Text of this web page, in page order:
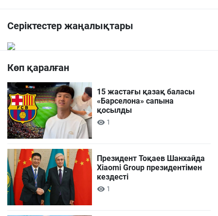
Серіктестер жаңалықтары
Көп қаралған
15 жастағы қазақ баласы
«Барселона» сапына
қосылды
1
Президент Тоқаев Шанхайда
Xiaomi Group президентімен
кездесті
1